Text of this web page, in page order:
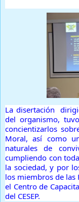
La disertación
del organismo,
concientizarlos
Moral, así como
naturales de
cumpliendo con
la sociedad, y por
los miembros de las
el Centro de
del CESEP.